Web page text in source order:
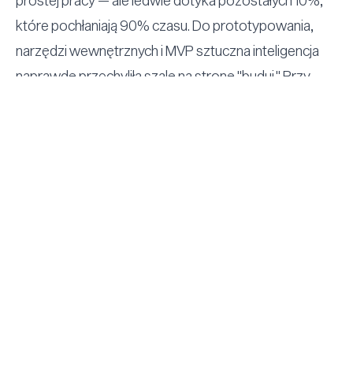
które pochłaniają 90% czasu. Do prototypowania,
narzędzi wewnętrznych i MVP sztuczna inteligencja
naprawdę przechyliła szalę na stronę"buduj."Przy